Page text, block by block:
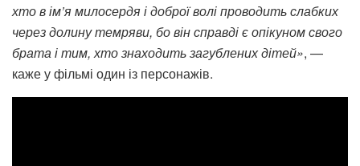
хто в ім’я милосердя і доброї волі проводить слабких
через долину темряви, бо він справді є опікуном свого
брата і тим, хто знаходить загублених дітей», —
каже у фільмі один із персонажів.